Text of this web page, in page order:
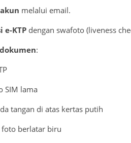
melalui email.
e-KTP dengan swafoto (liveness
:
SIM lama
tangan di atas kertas putih
foto berlatar biru